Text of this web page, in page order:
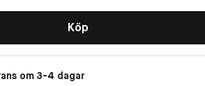
Köp
om 3-4 dagar